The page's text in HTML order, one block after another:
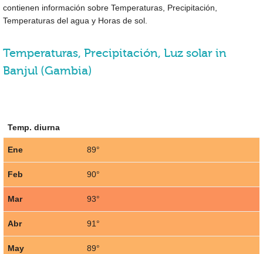
contienen información sobre Temperaturas, Precipitación,
Temperaturas del agua y Horas de sol.
Temperaturas, Precipitación, Luz solar in
Banjul (Gambia)
Temp. diurna
Ene 89°
Feb 90°
Mar 93°
Abr 91°
May 89°